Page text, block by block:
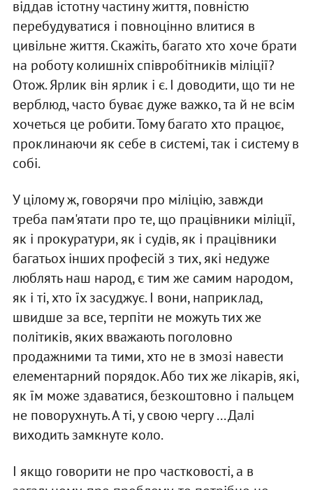
віддав істотну частину життя, повністю
перебудуватися і повноцінно влитися в
цивільне життя. Скажіть, багато хто хоче брати
на роботу колишніх співробітників міліції?
Отож. Ярлик він ярлик і є. І доводити, що ти не
верблюд, часто буває дуже важко, та й не всім
хочеться це робити. Тому багато хто працює,
проклинаючи як себе в системі, так і систему в
собі.
У цілому ж, говорячи про міліцію, завжди
треба пам'ятати про те, що працівники міліції,
як і прокуратури, як і судів, як і працівники
багатьох інших професій з тих, які недуже
люблять наш народ, є тим же самим народом,
як і ті, хто їх засуджує. І вони, наприклад,
швидше за все, терпіти не можуть тих же
політиків, яких вважають поголовно
продажними та тими, хто не в змозі навести
елементарний порядок. Або тих же лікарів, які,
як їм може здаватися, безкоштовно і пальцем
не поворухнуть. А ті, у свою чергу ... Далі
виходить замкнуте коло.
І якщо говорити не про частковості, а в